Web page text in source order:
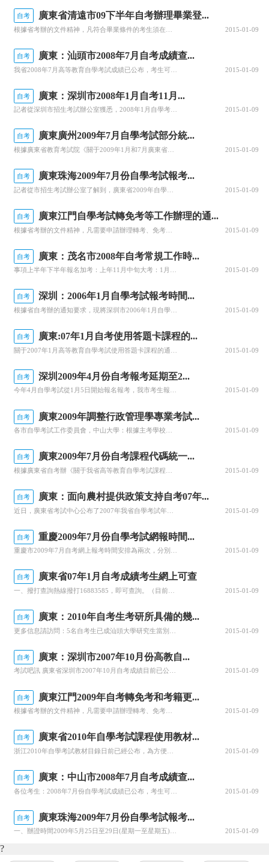
自考 廣東省清遠市09下半年自考辦理畢業登...
根據省考辦的文件精神，凡符合畢業條件的考生須在規定時間內登陸廣東省自學考試管理系統(網址： 2015-01-09
自考 廣東：汕頭市2008年7月自考成績查...
2015-01-09
自考 廣東：深圳市2008年1月自考11月...
記者從深圳市招生考試辦公室獲悉，2008年1月自學考試將于明年1月12至13日（周六、周日）舉行，報考時間從即日起到2007年11月20日。據了解，2008年1月自學考試屬于加考，只有已具備廣東省自學考試準考證的考生（即舊生）才可報考，不接受新生報名。考生可通過登陸網站www．2266.net．cn、www．sz9500.com、www．5184.com，或打電話：“95209988”、“9604 2015-01-09
自考 廣東廣州2009年7月自學考試部分統...
根據廣東省教育考試院《關于2009年1月和7月廣東省自學考試安排的通知》(粵考委[2008]18號)的要求，我市在2009年7月安排部分全國統考課程考試。現就本次考試報考工作的有關問題通知如下：一、按照省自學考試管理系統的要求，凡參加我省自學考試的考生都必須提交規定格式的電子相片，才能進行報名和報考。請持有廣東省自學考試準考證準備參加2009年7月全國部分統考課程考試、又尚未拍攝電子相片的考生，在 2015-01-09
自考 廣東珠海2009年7月份自學考試報考...
記者從市招生考試辦公室了解到，廣東省2009年自學考試全國統考課程的加考已開始報名，考試時間定于7月4日和5日進行，這次考試只接受已經參加過廣東省自學考試的考生報考。省考辦現已開通96040電話報考及www.5184.com網上報考系統，報考時間為4月20日至30日，凡已攝電子像并已辦理郵政儲蓄托收手續、珠海市考號(考號前兩位為04)的考生可直接使用96040電話報考或通過5184網上報考系統進行 2015-01-09
自考 廣東江門自學考試轉免考等工作辦理的通...
根據省考辦的文件精神，凡需要申請辦理轉考、免考和考籍更正的考生須登陸廣東省自學考試管理系統(網址：Http://www.stegd.edu.cn/selfec)進行申請，現將具體事項通知如下：一、轉考、免考基本流程考生網上申辦轉考、免考——〉2、交費——〉3、填表、交表二、考籍更正基本流程考生網上申辦考籍更正——〉2填表、交表三、交費地點江門發展行的任何一個儲蓄所四、填表、交表時間上半年：3月1日 2015-01-09
自考 廣東：茂名市2008年自考常規工作時...
2015-01-09
自考 深圳：2006年1月自學考試報考時間...
根據省自考辦的通知要求，現將深圳市2006年1月自學考試（加考）報考工作安排通知如下： 2015-01-09
自考 廣東:07年1月自考使用答題卡課程的...
2015-01-09
自考 深圳2009年4月份自考報考延期至2...
2015-01-09
自考 廣東2009年調整行政管理學專業考試...
2015-01-09
自考 廣東2009年7月份自考課程代碼統一...
2015-01-09
自考 廣東：面向農村提供政策支持自考07年...
2015-01-09
自考 重慶2009年7月份自學考試網報時間...
2015-01-09
自考 廣東省07年1月自考成績考生網上可查
一、撥打查詢熱線撥打16883585，即可查詢。（目前此服務只適于中國電信固定電話和小靈通，每分鐘收費1元，客服熱線020-87047571，客服時間：周一至五9：00-12：00，13：00-18：00）二、手機點播移動用戶（大眾卡除外）編輯短信：3準考證號，發送到0950055進行查詢，資費2元/條（此項服務全部為點播方式，不產生包月費用；客服電話：0755-28811899）三、網上查詢 2015-01-09
自考 廣東：2010年自考生考研所具備的幾...
2015-01-09
自考 廣東：深圳市2007年10月份高教自...
考試吧訊 廣東省深圳市2007年10月自考成績目前已公布，考生可點擊下列鏈接查詢：點擊查詢>> 2015-01-09
自考 廣東江門2009年自考轉免考和考籍更...
根據省考辦的文件精神，凡需要申請辦理轉考、免考和考籍更正的考生須登陸廣東省自學考試管理系統(網址：Http://www.stegd.edu.cn/selfec)進行申請，現將具體事項通知如下：一、轉考、免考基本流程考生網上申辦轉考、免考——〉2、交費——〉3、填表、交表二、考籍更正基本流程考生網上申辦考籍更正——〉2填表、交表三、交費地點江門發展行的任何一個儲蓄所四、填表、交表時間上半年：3月1日 2015-01-09
自考 廣東省2010年自學考試課程使用教材...
2015-01-09
自考 廣東：中山市2008年7月自考成績查...
2015-01-09
自考 廣東珠海2009年7月份自學考試報考...
2015-01-09
?